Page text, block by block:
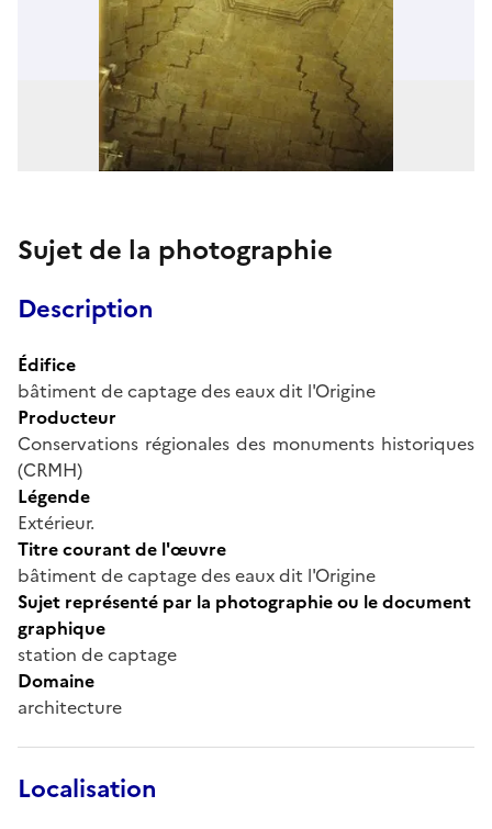
Sujet de la photographie
Description
Édifice
bâtiment de captage des eaux dit l'Origine
Producteur
Conservations régionales des monuments historiques
(CRMH)
Légende
Extérieur.
Titre courant de l'œuvre
bâtiment de captage des eaux dit l'Origine
Sujet représenté par la photographie ou le document
graphique
station de captage
Domaine
architecture
Localisation